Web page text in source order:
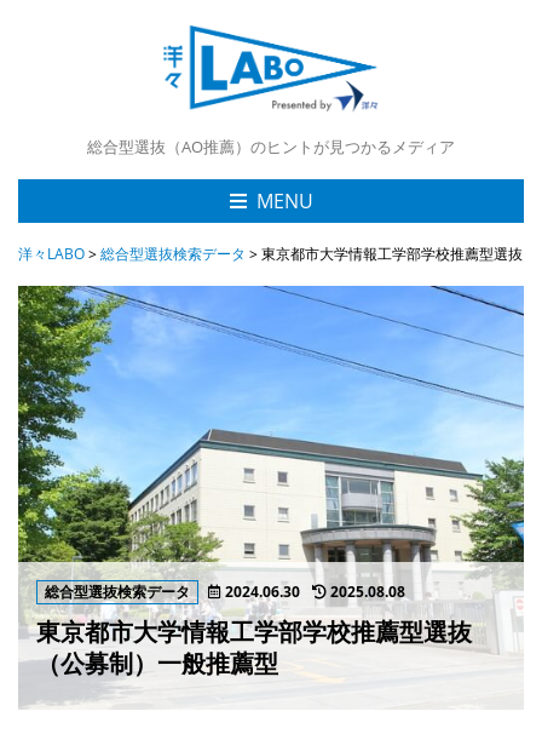
総合型選抜（AO推薦）のヒントが見つかるメディア
MENU
洋々LABO>総合型選抜検索データ >東京都市大学情報工学部学校推薦型選抜
総合型選抜検索データ 2024.06.30 2025.08.08
東京都市大学情報工学部学校推薦型選抜
（公募制）一般推薦型